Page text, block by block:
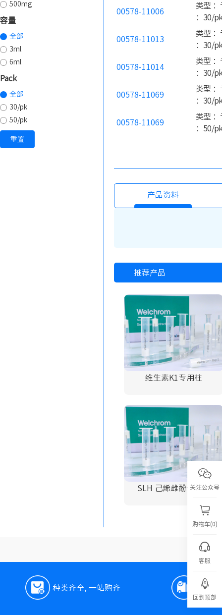
500mg
容量
全部
3ml
6ml
Pack
全部
30/pk
50/pk
重置
00578-11006
类型 ：
：30/
00578-11013
类型 ：
：30/
00578-11014
类型 ：
：30/
00578-11069
类型 ：
：30/
00578-11069
类型 ：
：50/
产品资料
推荐产品
维生素K1专用柱
SLH 己烯雌酚专用柱
种类齐全, 一站购齐 极速
关注公众号
购物车(0)
客服
回到顶部